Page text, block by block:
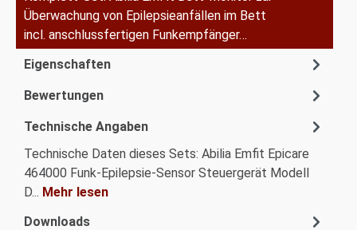
Überwachung von Epilepsieanfällen im Bett
incl. anschlussfertigen Funkempfänger…
Eigenschaften
Bewertungen
Technische Angaben
Technische Daten dieses Sets: Abilia Emfit Epicare
464000 Funk-Epilepsie-Sensor Steuergerät Modell
D... Mehr lesen
Downloads